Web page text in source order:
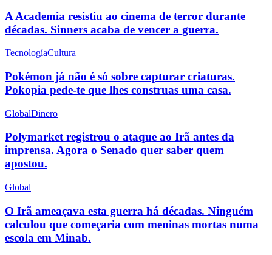
A Academia resistiu ao cinema de terror durante
décadas. Sinners acaba de vencer a guerra.
TecnologíaCultura
Pokémon já não é só sobre capturar criaturas.
Pokopia pede-te que lhes construas uma casa.
GlobalDinero
Polymarket registrou o ataque ao Irã antes da
imprensa. Agora o Senado quer saber quem
apostou.
Global
O Irã ameaçava esta guerra há décadas. Ninguém
calculou que começaria com meninas mortas numa
escola em Minab.